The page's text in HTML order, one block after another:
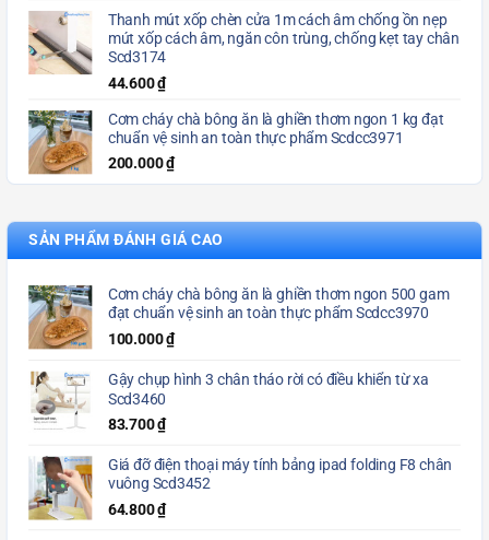
Thanh mút xốp chèn cửa 1m cách âm chống ồn nẹp
mút xốp cách âm, ngăn côn trùng, chống kẹt tay chân
Scd3174
44.600₫
Cơm cháy chà bông ăn là ghiền thơm ngon 1 kg đạt
chuẩn vệ sinh an toàn thực phẩm Scdcc3971
200.000₫
SẢN PHẨM ĐÁNH GIÁ CAO
Cơm cháy chà bông ăn là ghiền thơm ngon 500 gam
đạt chuẩn vệ sinh an toàn thực phẩm Scdcc3970
100.000₫
Gậy chụp hình 3 chân tháo rời có điều khiển từ xa
Scd3460
83.700₫
Giá đỡ điện thoại máy tính bảng ipad folding F8 chân
vuông Scd3452
64.800₫